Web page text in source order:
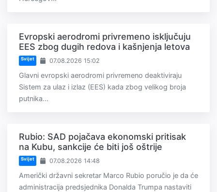
Evropski aerodromi privremeno isključuju
EES zbog dugih redova i kašnjenja letova
Svijet 07.08.2026 15:02
Glavni evropski aerodromi privremeno deaktiviraju
Sistem za ulaz i izlaz (EES) kada zbog velikog broja
putnika...
Rubio: SAD pojačava ekonomski pritisak
na Kubu, sankcije će biti još oštrije
Svijet 07.08.2026 14:48
Američki državni sekretar Marco Rubio poručio je da će
administracija predsjednika Donalda Trumpa nastaviti